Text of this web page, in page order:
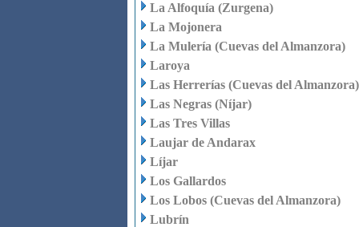
La Alfoquía (Zurgena)
La Mojonera
La Mulería (Cuevas del Almanzora)
Laroya
Las Herrerías (Cuevas del Almanzora)
Las Negras (Níjar)
Las Tres Villas
Laujar de Andarax
Líjar
Los Gallardos
Los Lobos (Cuevas del Almanzora)
Lubrín